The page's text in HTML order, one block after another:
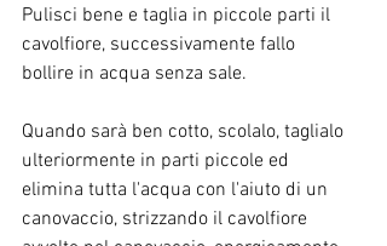
Pulisci bene e taglia in piccole parti il
cavolfiore, successivamente fallo
bollire in acqua senza sale.
Quando sarà ben cotto, scolalo, taglialo
ulteriormente in parti piccole ed
elimina tutta l'acqua con l'aiuto di un
canovaccio, strizzando il cavolfiore